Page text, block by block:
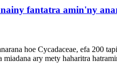
fantatra amin'ny
hoe Cycadaceae, efa 200
ary mety haharitra